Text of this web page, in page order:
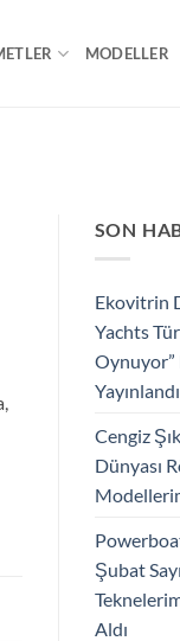
MODELLER
SON
Ekovitrin
Yachts
Oynuyor”
Yayınlandı
Cengiz
Dünyası
Şubat
Aldı